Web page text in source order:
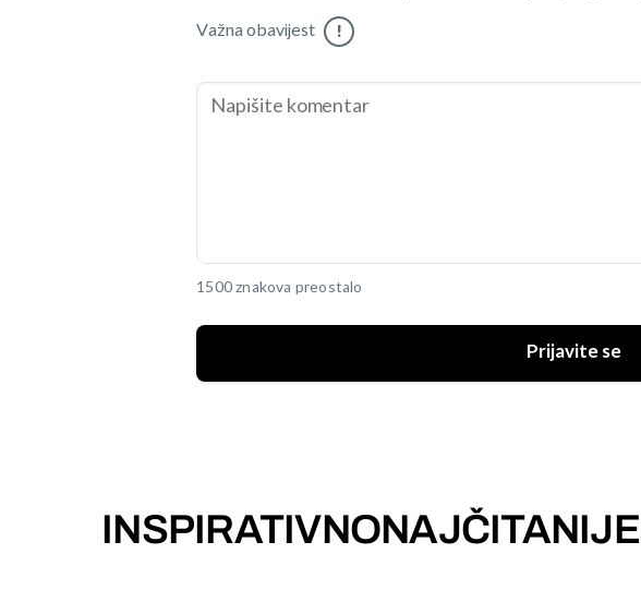
Važna obavijest !
1500 znakova preostalo
Prijavite se
INSPIRATIVNONAJČITANIJE